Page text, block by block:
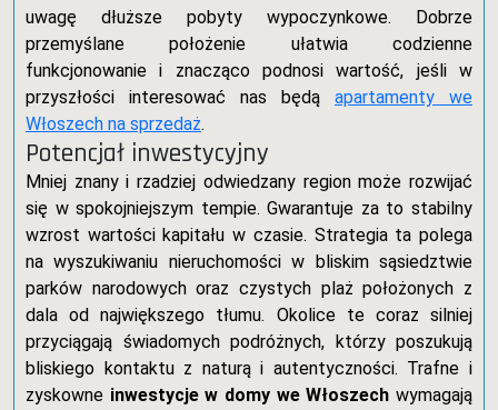
uwagę dłuższe pobyty wypoczynkowe. Dobrze
przemyślane położenie ułatwia codzienne
funkcjonowanie i znacząco podnosi wartość, jeśli w
przyszłości interesować nas będą apartamenty we
Włoszech na sprzedaż.
Potencjał inwestycyjny
Mniej znany i rzadziej odwiedzany region może rozwijać
się w spokojniejszym tempie. Gwarantuje za to stabilny
wzrost wartości kapitału w czasie. Strategia ta polega
na wyszukiwaniu nieruchomości w bliskim sąsiedztwie
parków narodowych oraz czystych plaż położonych z
dala od największego tłumu. Okolice te coraz silniej
przyciągają świadomych podróżnych, którzy poszukują
bliskiego kontaktu z naturą i autentyczności. Trafne i
zyskowne inwestycje w domy we Włoszech wymagają